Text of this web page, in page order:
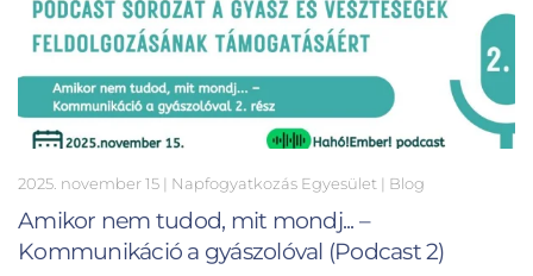
2025. november 15 | Napfogyatkozás Egyesület | Blog
Amikor nem tudod, mit mondj... –
Kommunikáció a gyászolóval (Podcast 2)